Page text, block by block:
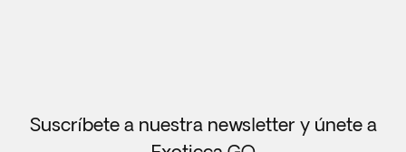
Suscríbete a nuestra newsletter y únete a